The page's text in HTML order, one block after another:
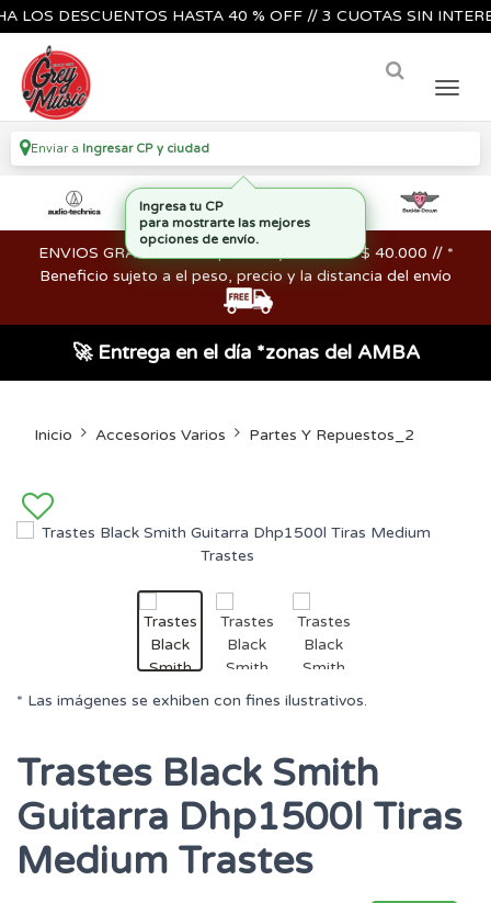
DESCUENTOS HASTA 40 % OFF // 3 CUOTAS SIN
Enviar a Ingresar CP y ciudad
ENVIOS GRATIS en compras mayores a los $ 40.000 // *
Beneficio sujeto a el peso, precio y la distancia del envío
🚀 Entrega en el día *zonas del AMBA
Inicio Accesorios Varios Partes Y Repuestos_2
* Las imágenes se exhiben con fines ilustrativos.
Trastes Black Smith
Guitarra Dhp1500l Tiras
Medium Trastes